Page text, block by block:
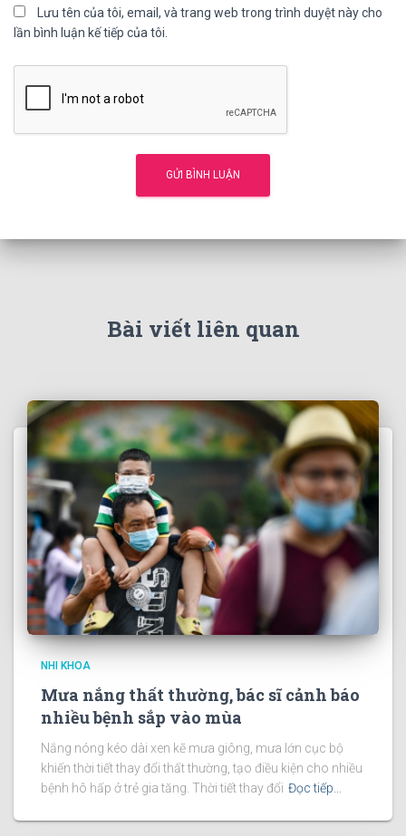
Lưu tên của tôi, email, và trang web trong trình duyệt này cho
lần bình luận kế tiếp của tôi.
Bài viết liên quan
NHI KHOA
Mưa nắng thất thường, bác sĩ cảnh báo
nhiều bệnh sắp vào mùa
Nắng nóng kéo dài xen kẽ mưa giông, mưa lớn cục bộ
khiến thời tiết thay đổi thất thường, tạo điều kiện cho nhiều
bệnh hô hấp ở trẻ gia tăng. Thời tiết thay đổi Đọc tiếp…